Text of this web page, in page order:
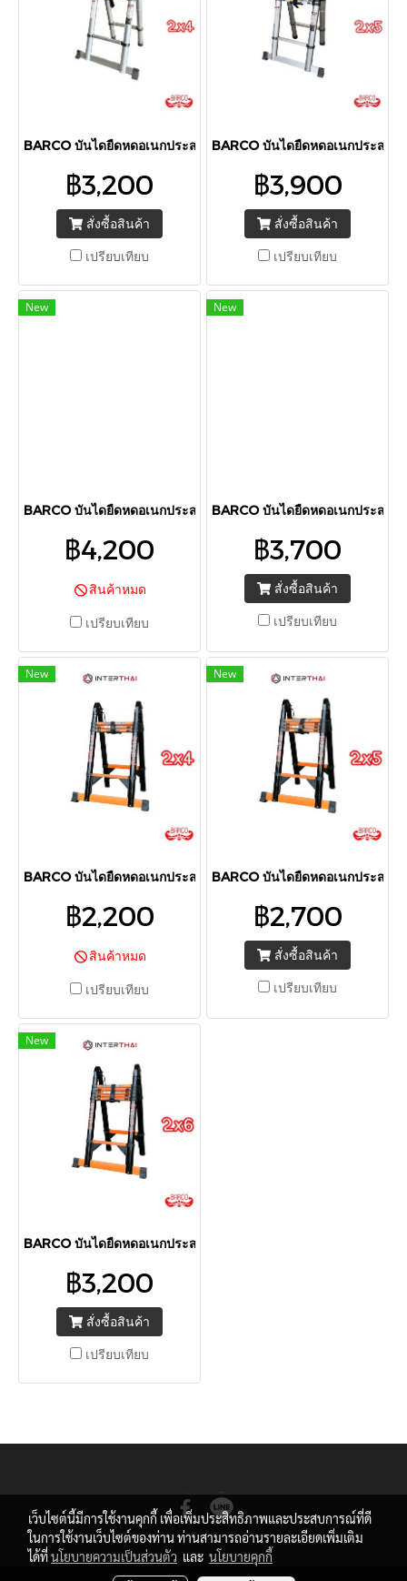
BARCO บันไดยืดหดอเนกประสงค์ รุ่น 2x4 1.70+1.70 เมตร
฿3,200
สั่งซื้อสินค้า
เปรียบเทียบ
BARCO บันไดยืดหดอเนกประสงค์
฿3,900
สั่งซื้อสินค้า
เปรียบเทียบ
New
BARCO บันไดยืดหดอเนกประสงค์ (เหล็กกล้า) รุ่น 2x8 6.60 เมตร
฿4,200
สินค้าหมด
เปรียบเทียบ
New
BARCO บันไดยืดหดอเนกประสงค์
฿3,700
สั่งซื้อสินค้า
เปรียบเทียบ
New
BARCO บันไดยืดหดอเนกประสงค์ (เหล็กกล้า) รุ่น 2x4 3.40 เมตร
฿2,200
สินค้าหมด
เปรียบเทียบ
New
BARCO บันไดยืดหดอเนกประสงค์
฿2,700
สั่งซื้อสินค้า
เปรียบเทียบ
New
BARCO บันไดยืดหดอเนกประสงค์ (เหล็กกล้า) รุ่น 2x6 5.00 เมตร
฿3,200
สั่งซื้อสินค้า
เปรียบเทียบ
เว็บไซต์นี้มีการใช้งานคุกกี้ เพื่อเพิ่มประสิทธิภาพและประสบการณ์ที่ดี
ในการใช้งานเว็บไซต์ของท่าน ท่านสามารถอ่านรายละเอียดเพิ่มเติม
ได้ที่นโยบายความเป็นส่วนตัว และ นโยบายคุกกี้